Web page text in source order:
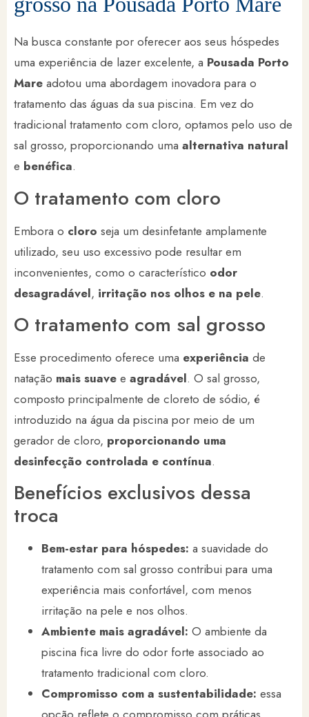
Na busca constante por oferecer aos seus hóspedes
uma experiência de lazer excelente, a Pousada Porto
Mare adotou uma abordagem inovadora para o
tratamento das águas da sua piscina. Em vez do
tradicional tratamento com cloro, optamos pelo uso de
sal grosso, proporcionando uma alternativa natural
e benéfica.
O tratamento com cloro
Embora o cloro seja um desinfetante amplamente
utilizado, seu uso excessivo pode resultar em
inconvenientes, como o característico odor
desagradável, irritação nos olhos e na pele.
O tratamento com sal grosso
Esse procedimento oferece uma experiência de
natação mais suave e agradável. O sal grosso,
composto principalmente de cloreto de sódio, é
introduzido na água da piscina por meio de um
gerador de cloro, proporcionando uma
desinfecção controlada e contínua.
Benefícios exclusivos dessa
troca
Bem-estar para hóspedes: a suavidade do
tratamento com sal grosso contribui para uma
experiência mais confortável, com menos
irritação na pele e nos olhos.
Ambiente mais agradável: O ambiente da
piscina fica livre do odor forte associado ao
tratamento tradicional com cloro.
Compromisso com a sustentabilidade: essa